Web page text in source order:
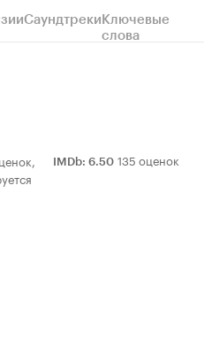
СаундтрекиКлючевые
слова
IMDb: 6.50 135 оценок